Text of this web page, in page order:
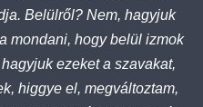
Belülről? Nem, hagyjuk
mondani, hogy belül izmok
ezeket a szavakat,
higgye el, megváltoztam,